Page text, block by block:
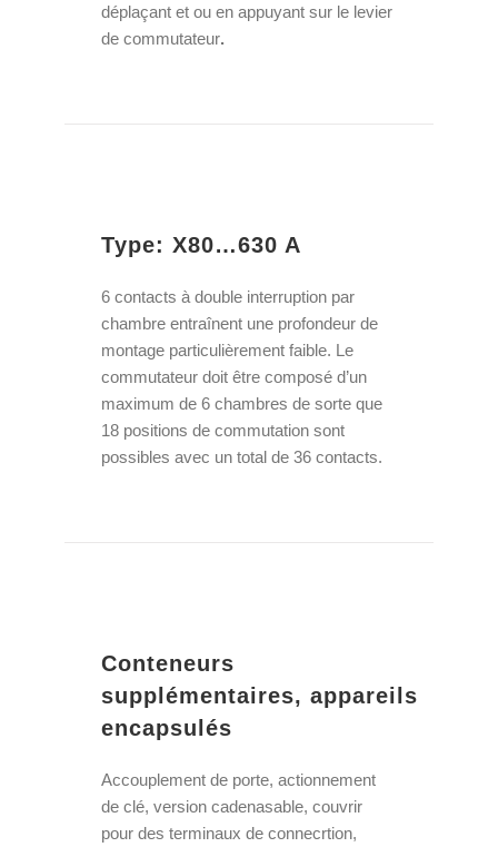
déplaçant et ou en appuyant sur le levier
de commutateur.
Type: X80…630 A
6 contacts à double interruption par
chambre entraînent une profondeur de
montage particulièrement faible. Le
commutateur doit être composé d’un
maximum de 6 chambres de sorte que
18 positions de commutation sont
possibles avec un total de 36 contacts.
Conteneurs
supplémentaires, appareils
encapsulés
Accouplement de porte, actionnement
de clé, version cadenasable, couvrir
pour des terminaux de connecrtion,